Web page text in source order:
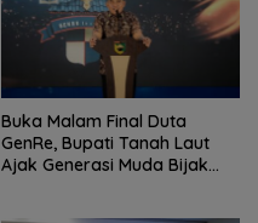
Buka Malam Final Duta
GenRe, Bupati Tanah Laut
Ajak Generasi Muda Bijak